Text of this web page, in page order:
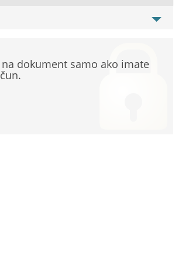
dokument samo ako imate